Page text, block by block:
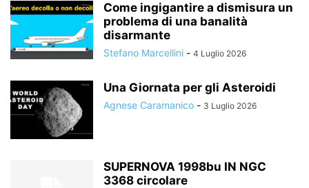
Come ingigantire a dismisura un
problema di una banalità
disarmante
Stefano Marcellini - 4 Luglio 2026
Una Giornata per gli Asteroidi
Agnese Caramanico - 3 Luglio 2026
SUPERNOVA 1998bu IN NGC
3368 circolare